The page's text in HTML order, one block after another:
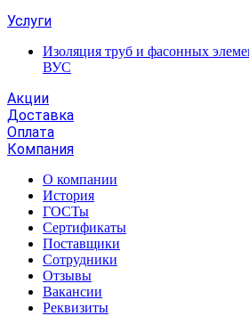
Услуги
Изоляция труб и фасонных
ВУС
Акции
Доставка
Оплата
Компания
О компании
История
ГОСТы
Сертификаты
Поставщики
Сотрудники
Отзывы
Вакансии
Реквизиты